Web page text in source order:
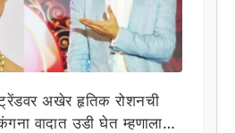
अखेर हृतिक रोशनची
वादात उडी घेत म्हणाला…